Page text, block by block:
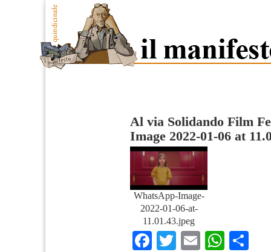
Al via Solidando Film
Image 2022-01-06 at
WhatsApp-Image-
2022-01-06-at-
11.01.43.jpeg
Facebook
TwitterEmail